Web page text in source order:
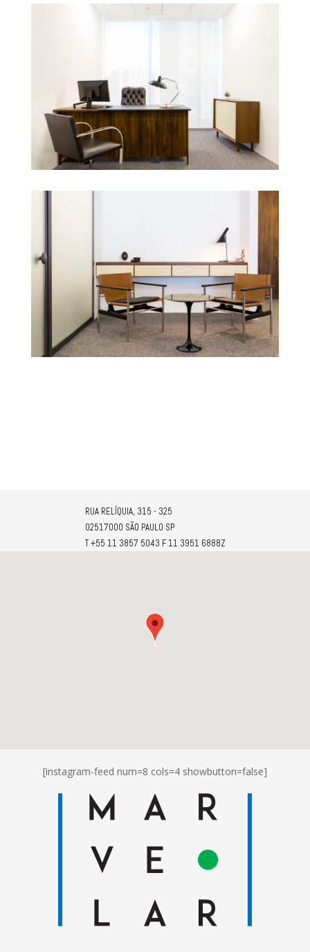
RUA RELÍQUIA, 315 - 325
02517000 SÃO PAULO SP
T +55 11 3857 5043 F 11 3951 6888Z
[instagram-feed num=8 cols=4 showbutton=false]